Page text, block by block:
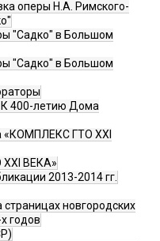
оперы Н.А. Римского-
"Садко" в Большом
"Садко" в Большом
400-летию Дома
«КОМПЛЕКС ГТО XXI
ВЕКА»
2013-2014 гг.
новгородских
годов